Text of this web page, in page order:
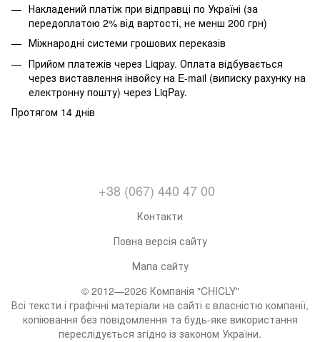
Накладений платіж при відправці по Україні (за
передоплатою 2% від вартості, не менш 200 грн)
Міжнародні системи грошових переказів
Прийом платежів через Liqpay. Оплата відбувається
через виставлення інвойсу на E-mail (виписку рахунку на
електронну пошту) через LiqPay.
Протягом 14 днів
+38 (067) 440 47 00
Контакти
Повна версія сайту
Мапа сайту
© 2012—2026 Компанія "CHICLY"
Всі тексти і графічні матеріали на сайті є власністю компанії,
копіювання без повідомлення та будь-яке використання
переслідується згідно із законом України.